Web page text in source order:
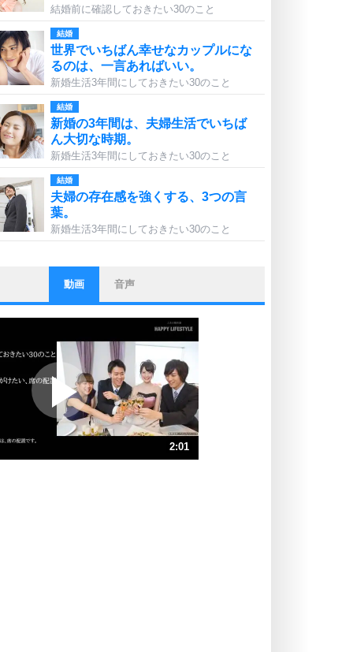
結婚前に確認しておきたい30のこと
結婚
世界でいちばん幸せなカップルにな
るのは、一言あればいい。
新婚生活3年間にしておきたい30のこと
結婚
新婚の3年間は、夫婦生活でいちば
ん大切な時期。
新婚生活3年間にしておきたい30のこと
結婚
夫婦の存在感を強くする、3つの言
葉。
新婚生活3年間にしておきたい30のこと
ストレス対策
他人と比べない。
いっそのこと、他人を見ない。
プラス思考
ポジティブになれない原因は、行動
しないから。
ポジティブ思考になる30の方法
ストレス対策
動画 音声
2:01